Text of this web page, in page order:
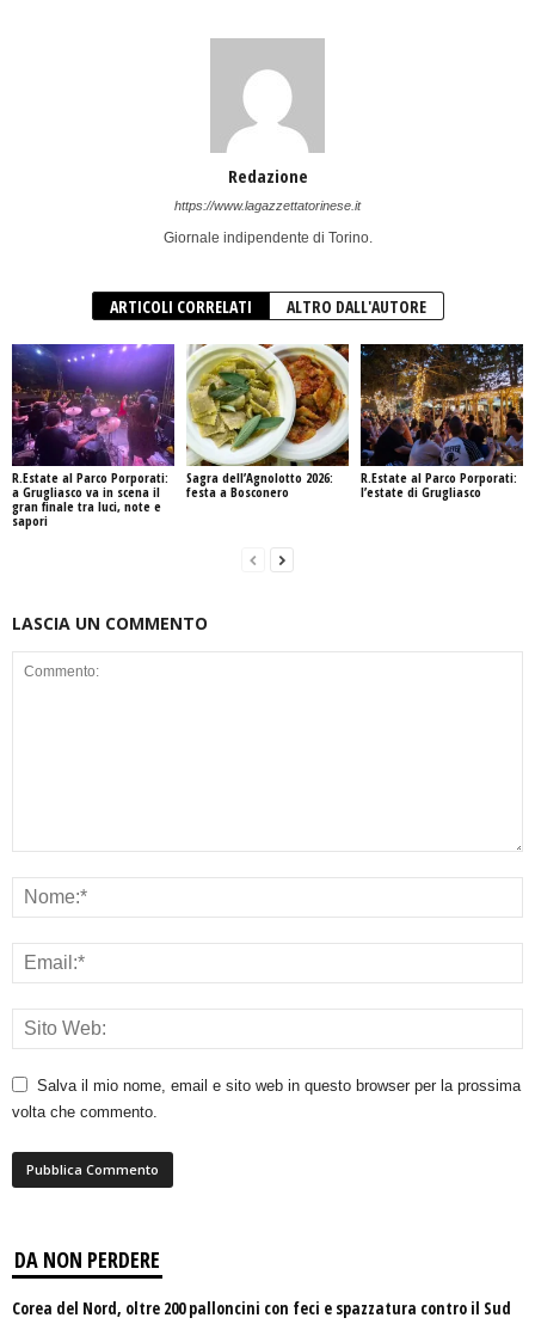
Redazione
https://www.lagazzettatorinese.it
Giornale indipendente di Torino.
ARTICOLI CORRELATI ALTRO DALL'AUTORE
R.Estate al Parco Porporati:
a Grugliasco va in scena il
gran finale tra luci, note e
sapori
Sagra dell’Agnolotto 2026:
festa a Bosconero
R.Estate al Parco Porporati:
l’estate di Grugliasco
LASCIA UN COMMENTO
Salva il mio nome, email e sito web in questo browser per la prossima
volta che commento.
DA NON PERDERE
Corea del Nord, oltre 200 palloncini con feci e spazzatura contro il Sud